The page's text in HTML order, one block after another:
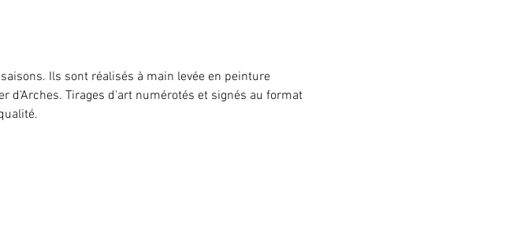
Ils sont réalisés à main levée en peinture
d'Arches. Tirages d'art numérotés et signés au format